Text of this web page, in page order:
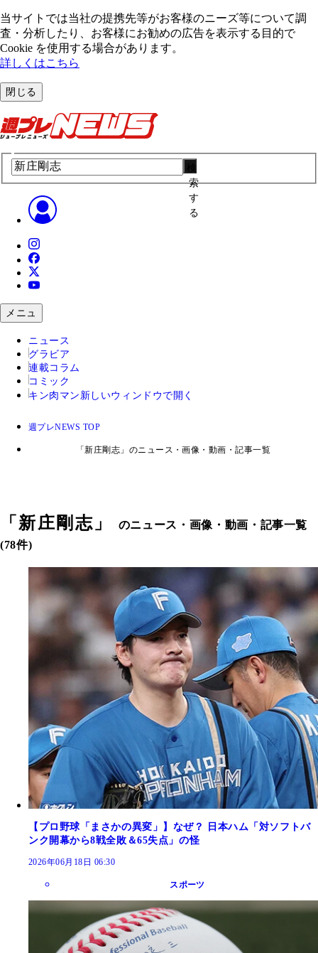
当サイトでは当社の提携先等がお客様のニーズ等について調
査・分析したり、お客様にお勧めの広告を表⽰する⽬的で
Cookie を使⽤する場合があります。
詳しくはこちら
閉じる
索
す
る
メニュ
ニュース
グラビア
連載コラム
コミック
キン肉マン 新しいウィンドウで開く
週プレNEWS TOP
「新庄剛志」のニュース・画像・動画・記事一覧
「 新庄剛志 」
のニュース・画像・動画・記事一覧
(78件)
【プロ野球「まさかの異変」】なぜ？ 日本ハム「対ソフトバ
ンク開幕から8戦全敗＆65失点」の怪
2026年06月18日 06:30
スポーツ